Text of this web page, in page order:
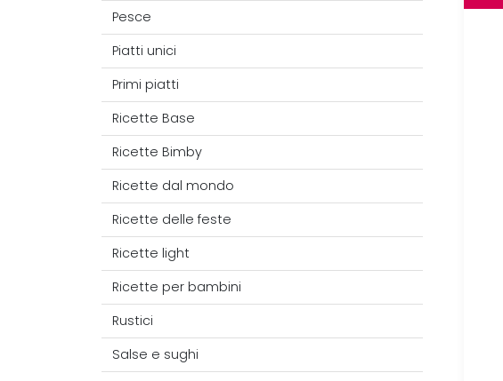
Pesce
Piatti unici
Primi piatti
Ricette Base
Ricette Bimby
Ricette dal mondo
Ricette delle feste
Ricette light
Ricette per bambini
Rustici
Salse e sughi